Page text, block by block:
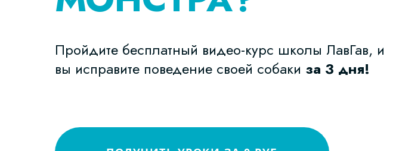
Пройдите бесплатный видео-курс школы ЛавГав, и
вы исправите поведение своей собаки за 3 дня!